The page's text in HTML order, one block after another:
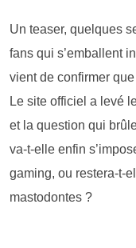
Un teaser, quelques
fans qui s’emballent
vient de confirmer
Le site officiel a levé
et la question qui
va-t-elle enfin
gaming, ou restera-t-
mastodontes ?